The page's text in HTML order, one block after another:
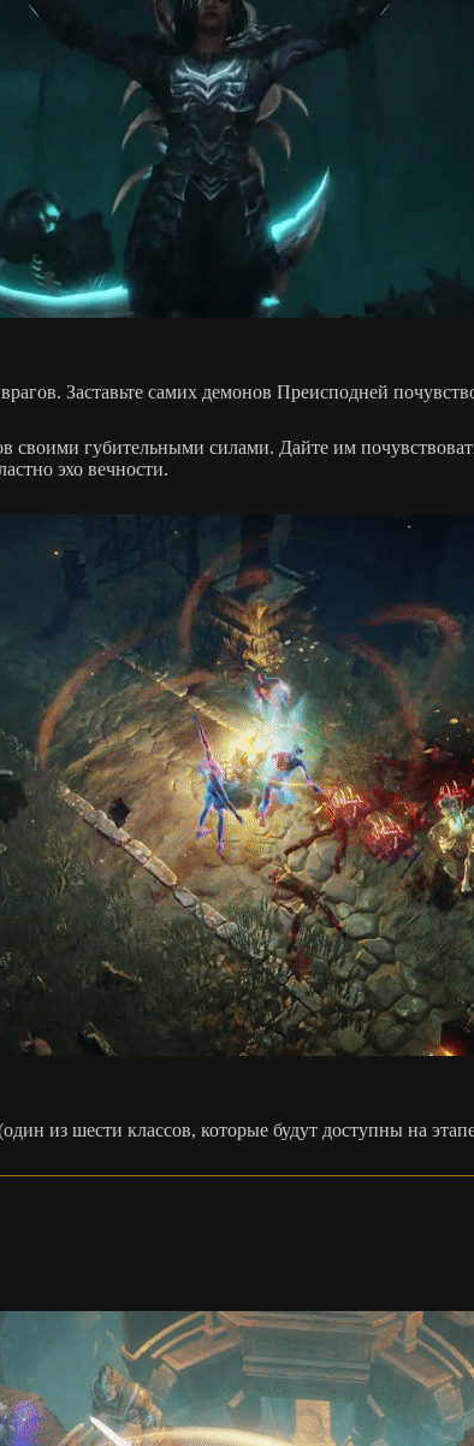
Заставьте самих демонов Преисподней
губительными силами. Дайте им
эхо вечности.
из шести классов, которые будут доступны на